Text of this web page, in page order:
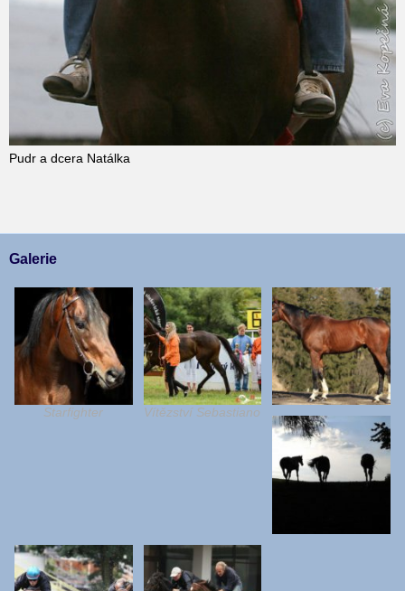
Pudr a dcera Natálka
Galerie
Starfighter Vítězství Sebastiano